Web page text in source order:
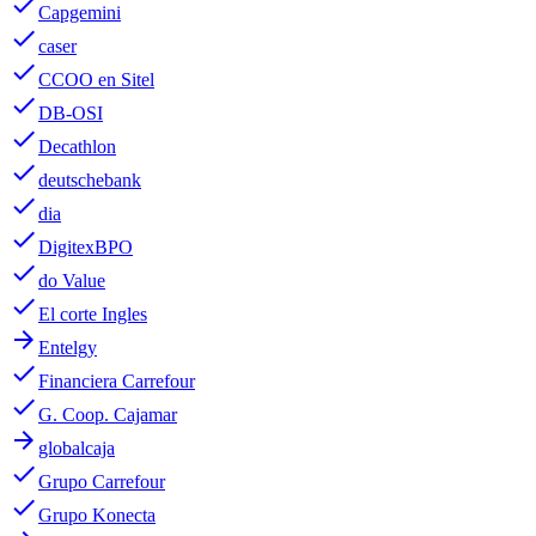
Capgemini
donecaser
doneCCOO en Sitel
doneDB-OSI
doneDecathlon
donedeutschebank
donedia
doneDigitexBPO
donedo Value
doneEl corte Ingles
arrow_forward Entelgy
doneFinanciera Carrefour
doneG. Coop. Cajamar
arrow_forward globalcaja
doneGrupo Carrefour
doneGrupo Konecta